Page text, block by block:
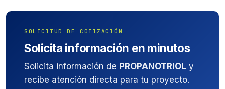
SOLICITUD DE COTIZACIÓN
Solicita información en minutos
Solicita información de PROPANOTRIOL y
recibe atención directa para tu proyecto.